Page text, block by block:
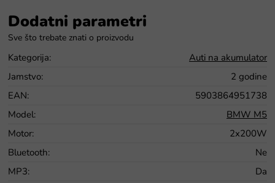
Dodatni parametri
Kategorija:
Auti na akumulator
Jamstvo:
2 godine
EAN:
5903864951738
Model:
BMW M5
Motor:
2x200W
Bluetooth:
Ne
MP3:
Da